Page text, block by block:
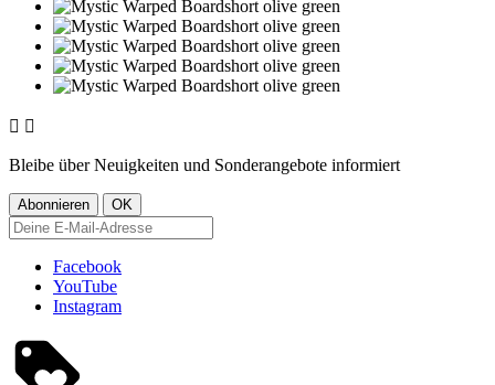
 
Bleibe über Neuigkeiten und Sonderangebote informiert
Facebook
YouTube
Instagram